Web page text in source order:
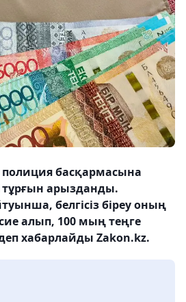
басқармасына
тұрғын арызданды.
белгісіз біреу оның
алып, 100 мың теңге
хабарлайды Zakon.kz.